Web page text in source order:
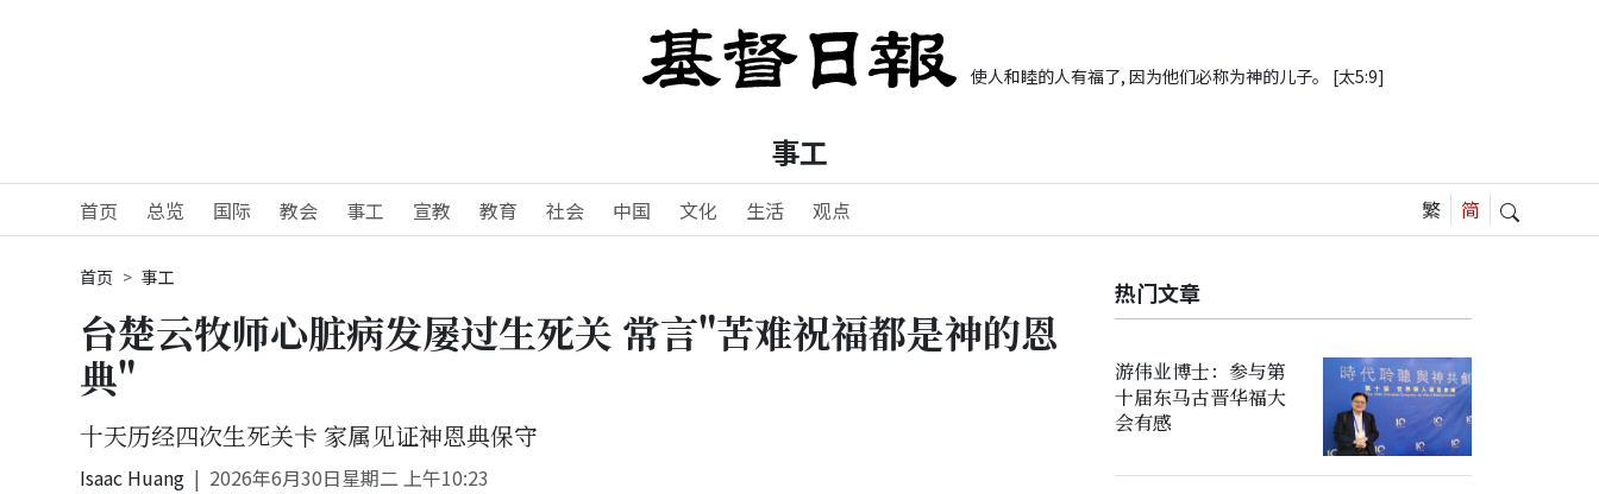
使人和睦的人有福了, 因为他们必称为神的儿子。 [太5:9]
事工
首页 总览 国际 教会 事工 宣教 教育 社会 中国 文化 生活 观点
首页 事工
台楚云牧师心脏病发屡过生死关 常言"苦难祝福都是神的恩
典"
十天历经四次生死关卡 家属见证神恩典保守
Isaac Huang 2026年6月30日星期二 上午10:23
热门文章
游伟业博士：参与第
十届东马古晋华福大
会有感